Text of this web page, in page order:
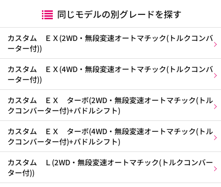
同じモデルの別グレードを探す
カスタム ＥＸ(2WD・無段変速オートマチック(トルクコンバ
ーター付))
カスタム ＥＸ(4WD・無段変速オートマチック(トルクコンバ
ーター付))
カスタム ＥＸ ターボ(2WD・無段変速オートマチック(トル
クコンバーター付)+パドルシフト)
カスタム ＥＸ ターボ(4WD・無段変速オートマチック(トル
クコンバーター付)+パドルシフト)
カスタム Ｌ(2WD・無段変速オートマチック(トルクコンバー
ター付))